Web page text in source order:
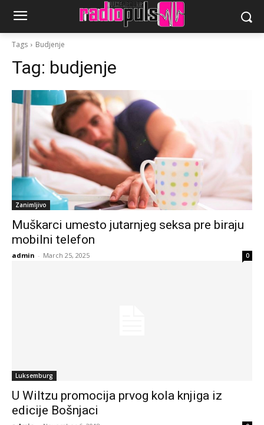
Tags Budjenje
Tag: budjenje
Zanimljivo
Muškarci umesto jutarnjeg seksa pre biraju
mobilni telefon
admin - March 25, 2025 0
Luksemburg
U Wiltzu promocija prvog kola knjiga iz
edicije Bošnjaci